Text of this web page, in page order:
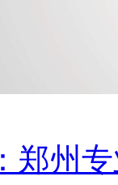
郑州